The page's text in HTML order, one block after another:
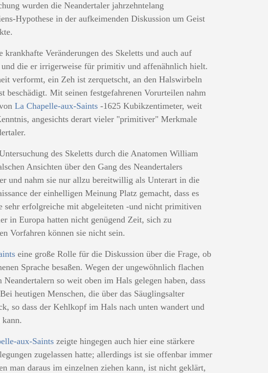
wurden die Neandertaler jahrzehntelang
Hypothese in der aufkeimenden Diskussion um Geist
Veränderungen des Skeletts und auch auf
die er irrigerweise für primitiv und affenähnlich hielt.
verformt, ein Zeh ist zerquetscht, an den Halswirbeln
beschädigt. Mit seinen festgefahrenen Vorurteilen nahm
La Chapelle-aux-Saints -1625 Kubikzentimeter, weit
angesichts derart vieler "primitiver" Merkmale
des Skeletts durch die Anatomen William
Ansichten über den Gang des Neandertalers
und nahm sie nur allzu bereitwillig als Unterart in die
der einhelligen Meinung Platz gemacht, dass es
sehr erfolgreiche mit abgeleiteten -und nicht primitiven
in Europa hatten nicht genügend Zeit, sich zu
Vorfahren können sie nicht sein.
eine große Rolle für die Diskussion über die Frage, ob
Sprache besaßen. Wegen der ungewöhnlich flachen
so weit oben im Hals gelegen haben, dass
heutigen Menschen, die über das Säuglingsalter
so dass der Kehlkopf im Hals nach unten wandert und
aux-Saints zeigte hingegen auch hier eine stärkere
zugelassen hatte; allerdings ist sie offenbar immer
man daraus im einzelnen ziehen kann, ist nicht geklärt,